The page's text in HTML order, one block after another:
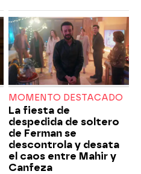
MOMENTO DESTACADO
La fiesta de
despedida de soltero
de Ferman se
descontrola y desata
el caos entre Mahir y
Canfeza